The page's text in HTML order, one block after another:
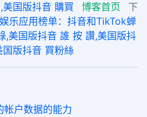
国版抖音 購買
博客首页
下
乐应用榜单：抖音和TikTok蝉
,美国版抖音 誰 按 讚,美国版抖
版抖音 買粉絲
户数据的能力